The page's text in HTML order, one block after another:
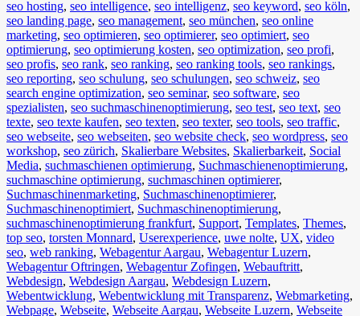
seo hosting, seo intelligence, seo intelligenz, seo keyword, seo köln,
seo landing page, seo management, seo münchen, seo online
marketing, seo optimieren, seo optimierer, seo optimiert, seo
optimierung, seo optimierung kosten, seo optimization, seo profi,
seo profis, seo rank, seo ranking, seo ranking tools, seo rankings,
seo reporting, seo schulung, seo schulungen, seo schweiz, seo
search engine optimization, seo seminar, seo software, seo
spezialisten, seo suchmaschinenoptimierung, seo test, seo text, seo
texte, seo texte kaufen, seo texten, seo texter, seo tools, seo traffic,
seo webseite, seo webseiten, seo website check, seo wordpress, seo
workshop, seo zürich, Skalierbare Websites, Skalierbarkeit, Social
Media, suchmaschienen optimierung, Suchmaschienenoptimierung,
suchmaschine optimierung, suchmaschinen optimierer,
Suchmaschinenmarketing, Suchmaschinenoptimierer,
Suchmaschinenoptimiert, Suchmaschinenoptimierung,
suchmaschinenoptimierung frankfurt, Support, Templates, Themes,
top seo, torsten Monnard, Userexperience, uwe nolte, UX, video
seo, web ranking, Webagentur Aargau, Webagentur Luzern,
Webagentur Oftringen, Webagentur Zofingen, Webauftritt,
Webdesign, Webdesign Aargau, Webdesign Luzern,
Webentwicklung, Webentwicklung mit Transparenz, Webmarketing,
Webpage, Webseite, Webseite Aargau, Webseite Luzern, Webseite